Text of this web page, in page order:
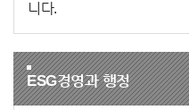
니다.
ESG경영과 행정